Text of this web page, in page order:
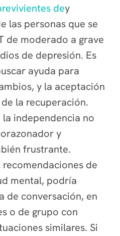
dey
las personas que se
de moderado a grave
de depresión. Es
ayuda para
y la aceptación
la recuperación.
independencia no
y
frustrante.
de
mental, podría
de conversación, en
o de grupo con
similares. Si